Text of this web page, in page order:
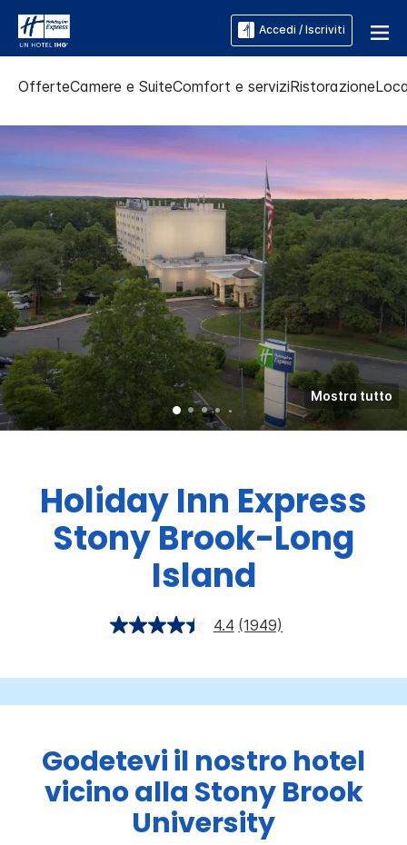
Accedi / Iscriviti
OfferteCamere e SuiteComfort e serviziRistorazione
Mostra tutto
Holiday Inn Express
Stony Brook-Long
Island
4.4 (1949)
Godetevi il nostro hotel
vicino alla Stony Brook
University